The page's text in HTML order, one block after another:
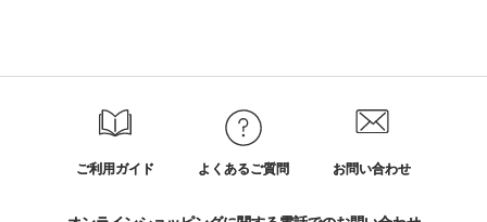
ご利用ガイド よくあるご質問 お問い合わせ